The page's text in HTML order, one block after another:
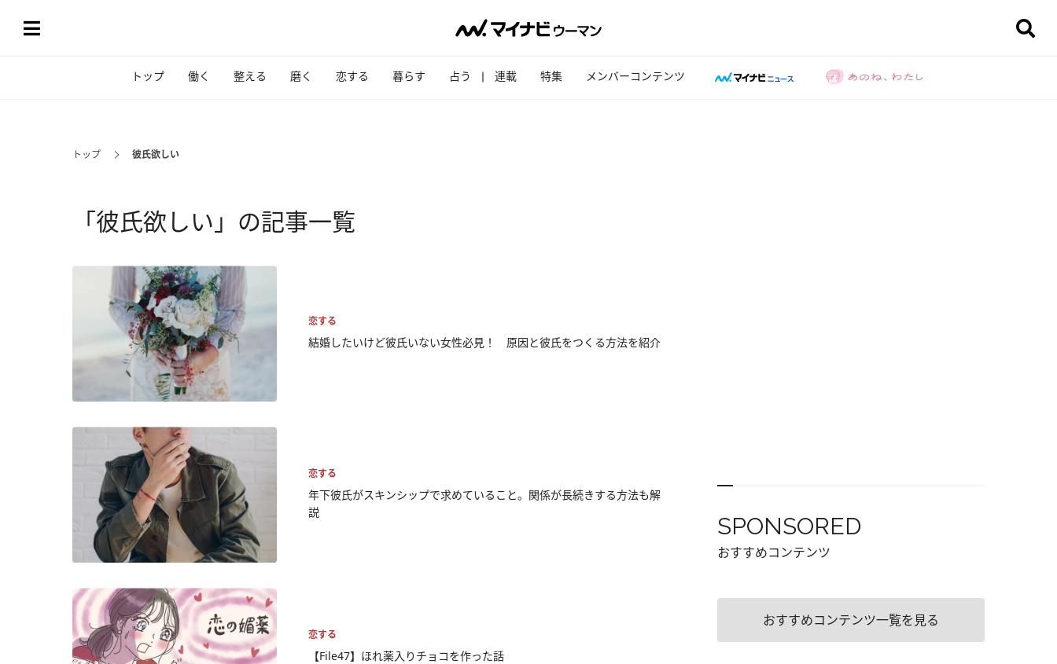
トップ 働く 整える 磨く 恋する 暮らす 占う 連載 特集 メンバーコンテンツ
トップ 彼氏欲しい
「彼氏欲しい」の記事一覧
恋する
結婚したいけど彼氏いない女性必見！ 原因と彼氏をつくる方法を紹介
恋する
年下彼氏がスキンシップで求めていること。関係が長続きする方法も解
説
恋する
【File47】ほれ薬入りチョコを作った話
SPONSORED
おすすめコンテンツ
おすすめコンテンツ一覧を見る